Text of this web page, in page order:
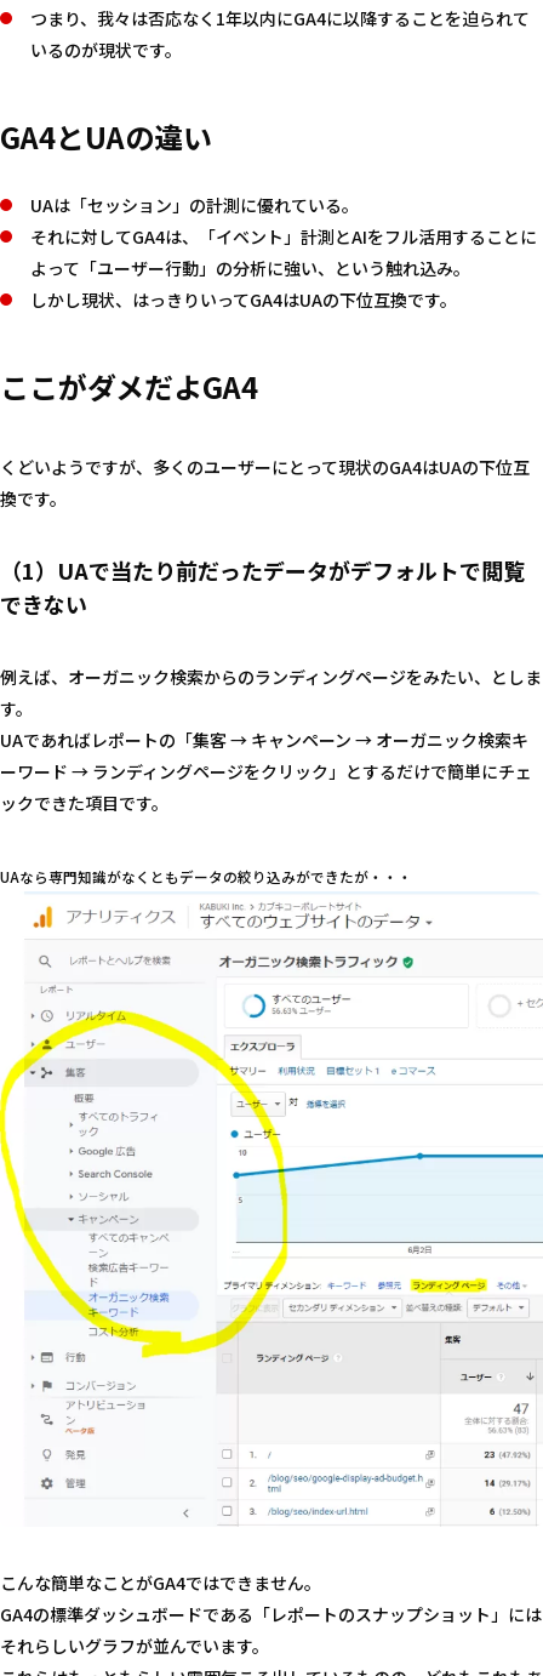
つまり、我々は否応なく1年以内にGA4に以降することを迫られて
いるのが現状です。
GA4とUAの違い
UAは「セッション」の計測に優れている。
それに対してGA4は、「イベント」計測とAIをフル活用することに
よって「ユーザー行動」の分析に強い、という触れ込み。
しかし現状、はっきりいってGA4はUAの下位互換です。
ここがダメだよGA4
くどいようですが、多くのユーザーにとって現状のGA4はUAの下位互
換です。
（1）UAで当たり前だったデータがデフォルトで閲覧
できない
例えば、オーガニック検索からのランディングページをみたい、としま
す。
UAであればレポートの「集客 → キャンペーン → オーガニック検索キ
ーワード → ランディングページをクリック」とするだけで簡単にチェ
ックできた項目です。
UAなら専門知識がなくともデータの絞り込みができたが・・・
こんな簡単なことがGA4ではできません。
GA4の標準ダッシュボードである「レポートのスナップショット」には
それらしいグラフが並んでいます。